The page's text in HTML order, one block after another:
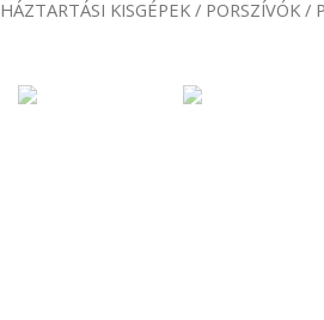
HÁZTARTÁSI KISGÉPEK / PORSZÍVÓK /